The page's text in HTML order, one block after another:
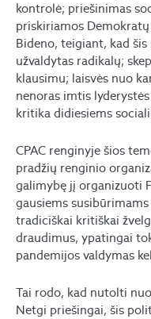
kontrolė; priešinimas
priskiriamos
Bideno, teigiant, kad
užvaldytas radikalų;
klausimu; laisvės nuo
nenoras imtis
kritika didiesiems
CPAC renginyje šios
pradžių renginio
galimybę jį organizuoti
gausiems
tradiciškai kritiškai
draudimus, ypatingai
pandemijos valdymas
Tai rodo, kad nutolti
Netgi priešingai, šis